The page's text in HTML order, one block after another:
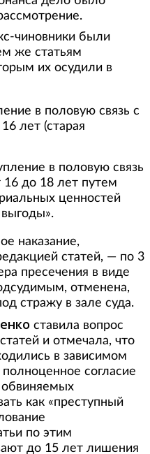
чиновники были
же статьям
их осудили в
в половую связь с
лет (старая
в половую связь
16 до 18 лет путем
ценностей
наказание,
статей, — по 3
пресечения в виде
отменена,
стражу в зале суда.
ставила вопрос
и отмечала, что
в зависимом
согласие
обвиняемых
как «преступный
по этим
до 15 лет лишения